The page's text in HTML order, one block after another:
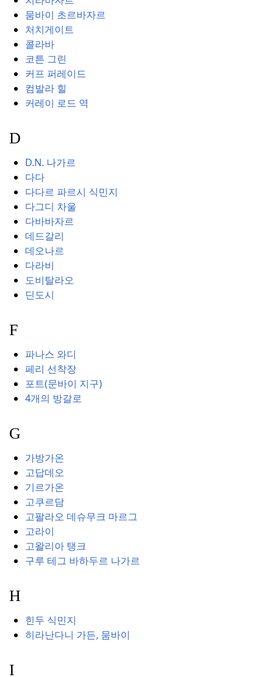
뭄바이 초르바자르
처치게이트
콜라바
코튼 그린
커프 퍼레이드
컴발라 힐
커레이 로드 역
D
D.N. 나가르
다다
다다르 파르시 식민지
다그디 차울
다바바자르
데드갈리
데오나르
다라비
도비탈라오
딘도시
F
파나스 와디
페리 선착장
포트(문바이 지구)
4개의 방갈로
G
가방가온
고답데오
기르가온
고쿠르담
고팔라오 데슈무크 마르그
고라이
고왈리아 탱크
구루 테그 바하두르 나가르
H
힌두 식민지
히라난다니 가든, 뭄바이
I